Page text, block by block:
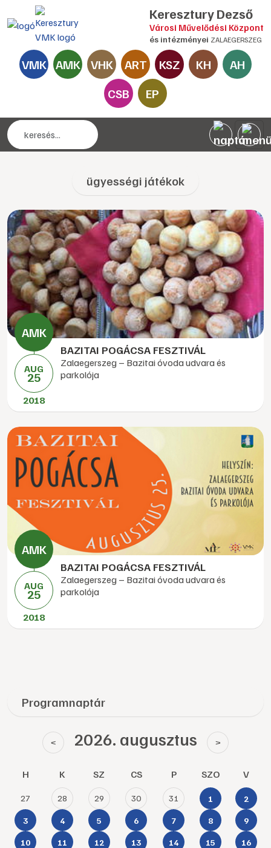
Keresztury Dezső
Városi Művelődési Központ
és intézményei ZALAEGERSZEG
VMK AMK VHK ART KSZ KH
AH
CSB
EP
ügyességi játékok
AUG
25
2018
BAZITAI POGÁCSA FESZTIVÁL
Zalaegerszeg – Bazitai óvoda udvara és
parkolója
AUG
25
2018
BAZITAI POGÁCSA FESZTIVÁL
Zalaegerszeg – Bazitai óvoda udvara és
parkolója
Programnaptár
< 2026. augusztus >
H K SZ CS P SZO V
27 28 29 30 31 1 2
3 4 5 6 7 8 9
10 11 12 13 14 15 16